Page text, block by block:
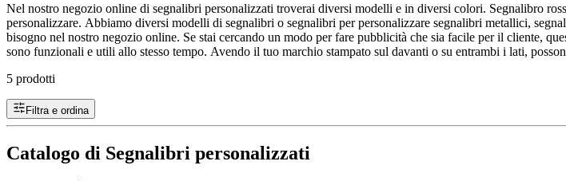
Nel nostro negozio online di segnalibri personalizzati troverai diversi modelli e in diversi colori. Segnalibro
personalizzare. Abbiamo diversi modelli di segnalibri o segnalibri per personalizzare segnalibri metallici,
bisogno nel nostro negozio online. Se stai cercando un modo per fare pubblicità che sia facile per il cliente,
sono funzionali e utili allo stesso tempo. Avendo il tuo marchio stampato sul davanti o su entrambi i lati,
5 prodotti
Filtra e ordina
Catalogo di Segnalibri personalizzati